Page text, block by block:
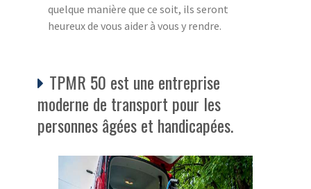
quelque manière que ce soit, ils seront
heureux de vous aider à vous y rendre.
TPMR 50 est une entreprise
moderne de transport pour les
personnes âgées et handicapées.